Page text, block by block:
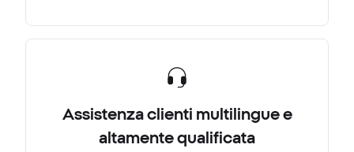
Assistenza clienti multilingue e
altamente qualificata